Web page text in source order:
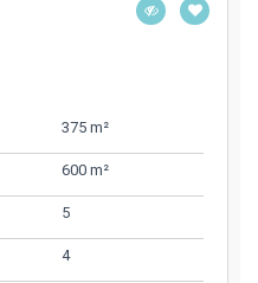
375 m²
600 m²
5
4